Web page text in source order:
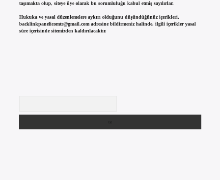
taşımakta olup, siteye üye olarak bu sorumluluğu kabul etmiş sayılırlar.
Hukuka ve yasal düzenlemelere aykırı olduğunu düşündüğünüz içerikleri,
backlinkpanelicomtr@gmail.comadresine bildirmeniz halinde, ilgili içerikler yasal
süre içerisinde sitemizden kaldırılacaktır.